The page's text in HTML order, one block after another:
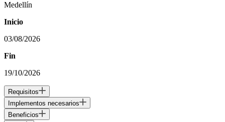
Medellín
Inicio
03/08/2026
Fin
19/10/2026
Requisitos
Implementos necesarios
Beneficios